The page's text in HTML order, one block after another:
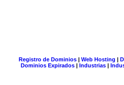
Registro de Dominios| Web Hosting |
Dominios Expirados | Industrias |